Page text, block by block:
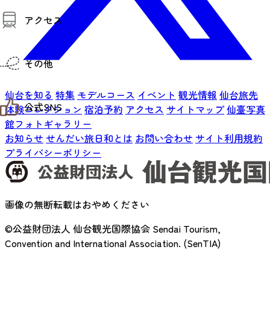
観光案内
お役立ち情報
観光アプリ
仙台観光マップ
アクセス
仙台までの経路検索
市内の交通情報
その他
お知らせ
お問い合わせ
教育旅行
観光マップ
せんだい旅日和とは
サイト利用規約
プライバシーポリシー
サイトマップ
公式SNS
せんだい旅日和 X
せんだい旅日和 Instagram
せんだい旅日和 Facebook
仙台旅先体験コレクション Facebook
仙台旅先体験コレクション Instagaram
仙台を知る 特集 モデルコース イベント 観光情報 仙台旅先
体験コレクション 宿泊予約 アクセス サイトマップ仙臺写真
館フォトギャラリー
お知らせ せんだい旅日和とは お問い合わせ サイト利用規約
プライバシーポリシー
画像の無断転載はおやめください
©公益財団法人 仙台観光国際協会 Sendai Tourism,
Convention and International Association. (SenTIA)